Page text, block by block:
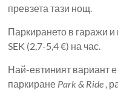
превзета тази нощ.
Паркирането в гаражи
SEK (2,7-5,4 €) на час.
Най-евтиният вариант
паркиране Park & ​​Ride ,